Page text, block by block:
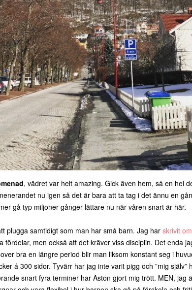
, vädret var helt amazing. Gick även hem, så en hel
nu igen så det är bara att ta tag i det ännu en
gå typ miljoner gånger lättare nu när våren snart är här.
plugga samtidigt som man har små barn. Jag har skrivit
fördelar, men också att det kräver viss disciplin. Det enda
bra en längre period blir man liksom konstant seg i
á 300 sidor. Tyvärr har jag inte varit pigg och ”mig själv”
snart fyra terminer har Aston gjort mig trött. MEN, jag